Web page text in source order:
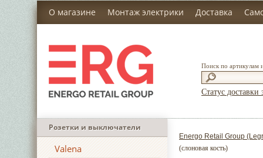
О магазине Монтаж электрики Доставка
Поиск по артикулам
Статус доставки
Розетки и выключатели
Valena
Energo Retail Group
(слоновая кость)